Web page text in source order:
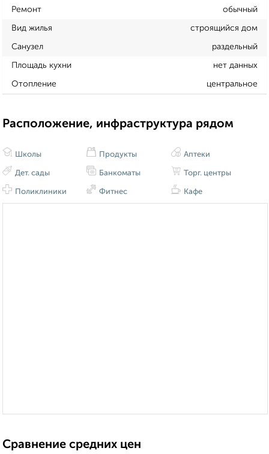
Ремонт обычный
Вид жилья строящийся дом
Санузел раздельный
Площадь кухни нет данных
Отопление центральное
Расположение, инфраструктура рядом
Школы
Дет. сады
Поликлиники
Продукты
Банкоматы
Фитнес
Аптеки
Торг. центры
Кафе
Сравнение средних цен